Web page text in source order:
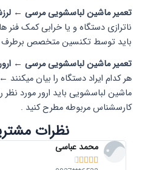
تعمیر ماشین لباسشویی مرسی ←
ناترازی دستگاه و یا خرابی کمک فنر
باید توسط تکنسین متخصص
تعمیر ماشین لباسشویی مرسی ←
هر کدام ایراد دستگاه را بیان میکنند ←
ماشین لباسشویی باید ارور مورد نظر
کارسشناس مربوطه مطرح کنید .
نظرات
محمد عباسی




